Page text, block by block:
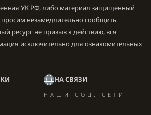
УК РФ, либо материал защищенный
незамедлительно сообщить
ресурс не призыв к действию, вся
исключительно для ознакомительных
НА СВЯЗИ
НАШИ СОЦ. СЕТИ